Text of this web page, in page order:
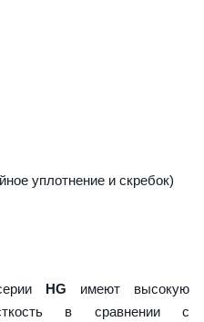
уплотнение и скребок)
HG имеют высокую
в сравнении с